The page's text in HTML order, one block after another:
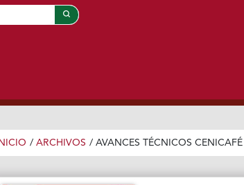
INICIO / ARCHIVOS / AVANCES TÉCNICOS CENICAFÉ